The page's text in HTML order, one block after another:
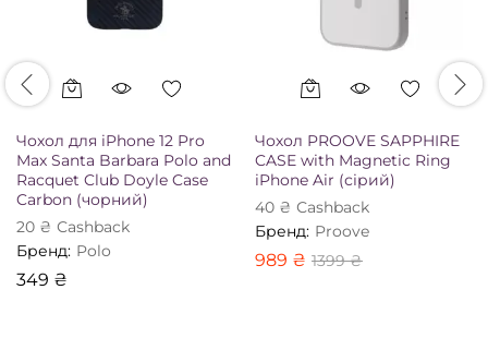
Чохол для iPhone 12 Pro
Max Santa Barbara Polo and
Racquet Club Doyle Case
Carbon (чорний)
20 ₴ Сashback
Бренд: Polo
349 ₴
Чохол PROOVE SAPPHIRE
CASE with Magnetic Ring
iPhone Air (сірий)
40 ₴ Сashback
Бренд: Proove
989 ₴ 1399₴